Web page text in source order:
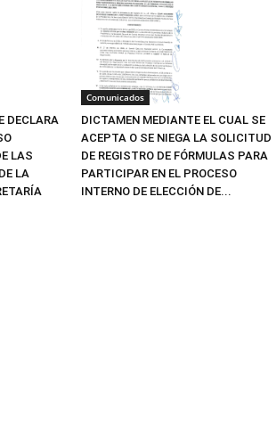
DECLARA
LAS
LA
Comunicados
DICTAMEN MEDIANTE EL CUAL SE
ACEPTA O SE NIEGA LA SOLICITUD
DE REGISTRO DE FÓRMULAS PARA
PARTICIPAR EN EL PROCESO
INTERNO DE ELECCIÓN DE...